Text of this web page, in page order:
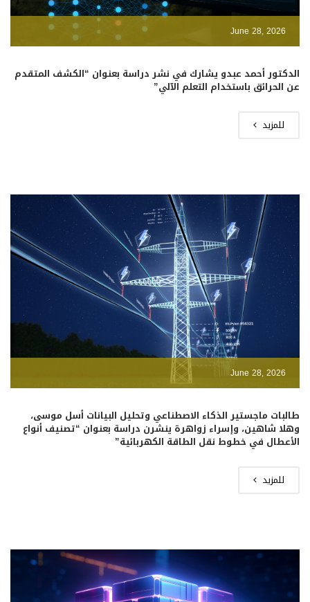
June 28, 2026
الدكتور أحمد عبدو يشارك في نشر دراسة بعنوان “الكشف المتقدم
عن الحرائق باستخدام التعلم الآلي”
للمزيد
June 28, 2026
طالبات ماجستير الذكاء الاصطناعي وتحليل البيانات أسل موسى،
وهلا شاهين، وإسراء زواهرة ينشرن دراسة بعنوان “تصنيف أنواع
الأعطال في خطوط نقل الطاقة الكهربائية”
للمزيد